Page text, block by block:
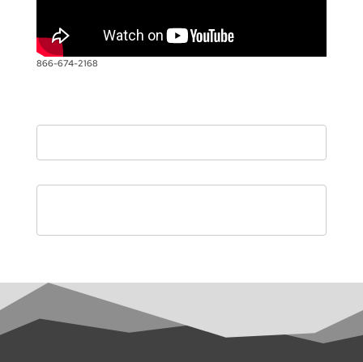
866-674-2168